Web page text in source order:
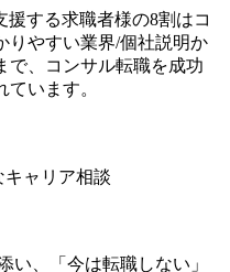
ク
抜粋) ※ご経歴や
考にアサインを決
・エンター
企業:新規事業立案
ミクスプライシン
進/データ駆動型経
けたDX構想策定
事業戦略・R&D戦
する求職者様の8割はコ
りやすい業界/個社説明か
で、コンサル転職を成功
います。
キャリア相談
い、「今は転職しない」